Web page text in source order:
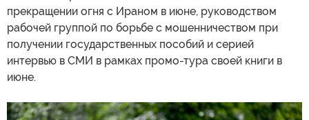
прекращении огня с Ираном в июне, руководством
рабочей группой по борьбе с мошенничеством при
получении государственных пособий и серией
интервью в СМИ в рамках промо-тура своей книги в
июне.